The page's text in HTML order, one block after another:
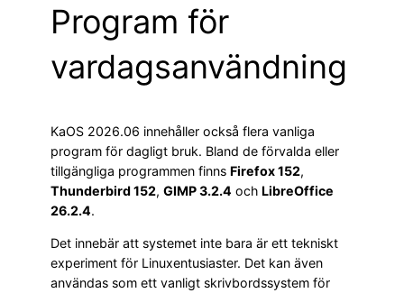
Program för
vardagsanvändning
KaOS 2026.06 innehåller också flera vanliga
program för dagligt bruk. Bland de förvalda eller
tillgängliga programmen finns Firefox 152,
Thunderbird 152, GIMP 3.2.4 och LibreOffice
26.2.4.
Det innebär att systemet inte bara är ett tekniskt
experiment för Linuxentusiaster. Det kan även
användas som ett vanligt skrivbordssystem för